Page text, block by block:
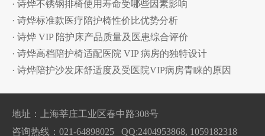
· 诗烨不锈钢排椅使用寿命受哪些因素影响
· 诗烨标准款医疗陪护椅性价比优势分析
· 诗烨 VIP 陪护床产品质量及医患综合评价
· 诗烨高档陪护椅适配医院 VIP 病房的独特设计
· 诗烨陪护沙发床舒适度及受医院VIP病房青睐的原因
地址：上海莘庄工业区春中路308号
咨询热线：021-64898025 QQ:2404953868, 1059182318